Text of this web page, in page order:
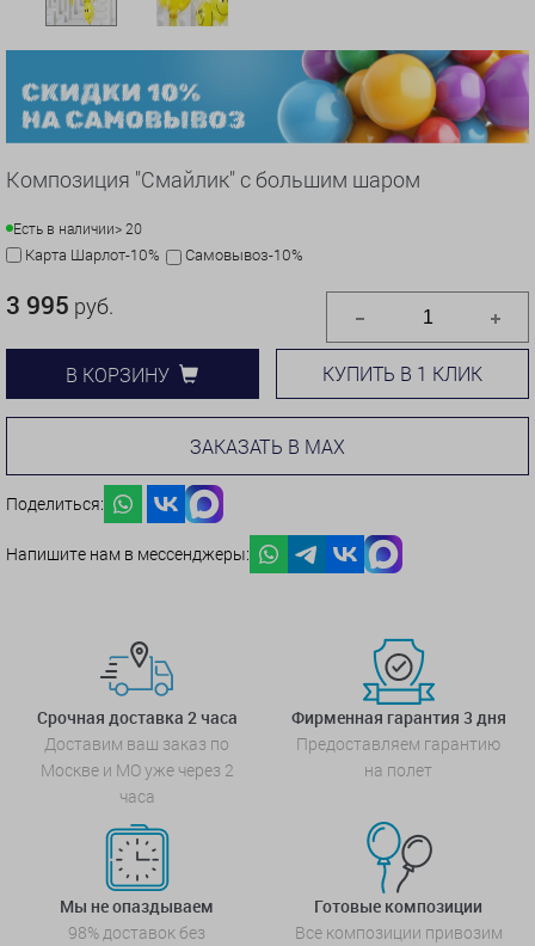
Композиция "Смайлик" с большим шаром
Есть в наличии> 20
Карта Шарлот-10% Самовывоз-10%
3 995 руб.
В КОРЗИНУ КУПИТЬ В 1 КЛИК
ЗАКАЗАТЬ В MAX
Поделиться:
Напишите нам в мессенджеры:
Срочная доставка 2 часа
Доставим ваш заказ по
Москве и МО уже через 2
часа
Фирменная гарантия 3 дня
Предоставляем гарантию
на полет
Мы не опаздываем
98% доставок без
Готовые композиции
Все композиции привозим